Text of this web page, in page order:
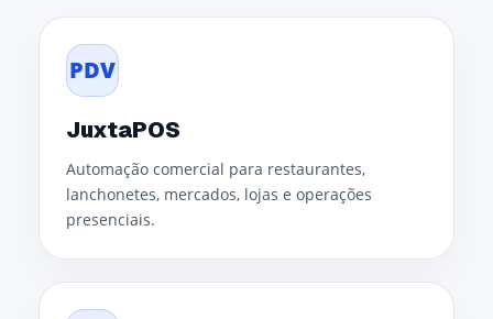
PDV
JuxtaPOS
Automação comercial para restaurantes,
lanchonetes, mercados, lojas e operações
presenciais.